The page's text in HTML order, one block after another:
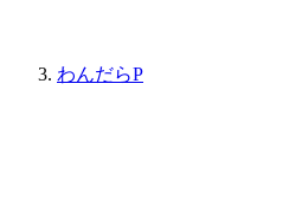
わんだらP